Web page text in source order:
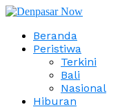
Beranda
Peristiwa
Terkini
Bali
Nasional
Hiburan